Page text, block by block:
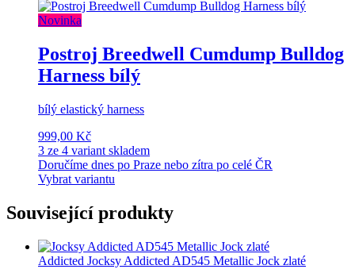
Novinka
Postroj Breedwell Cumdump Bulldog
Harness bílý
bílý elastický harness
999,00 Kč
3 ze 4 variant skladem
Doručíme dnes po Praze nebo zítra po celé ČR
Vybrat variantu
Související produkty
Addicted Jocksy Addicted AD545 Metallic Jock zlaté